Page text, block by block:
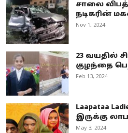
சாலை
நடிகரின்
Nov 1, 2024
23 வயதில்
குழந்தை
Feb 13, 2024
Laapataa
இருக்கு
May 3, 2024